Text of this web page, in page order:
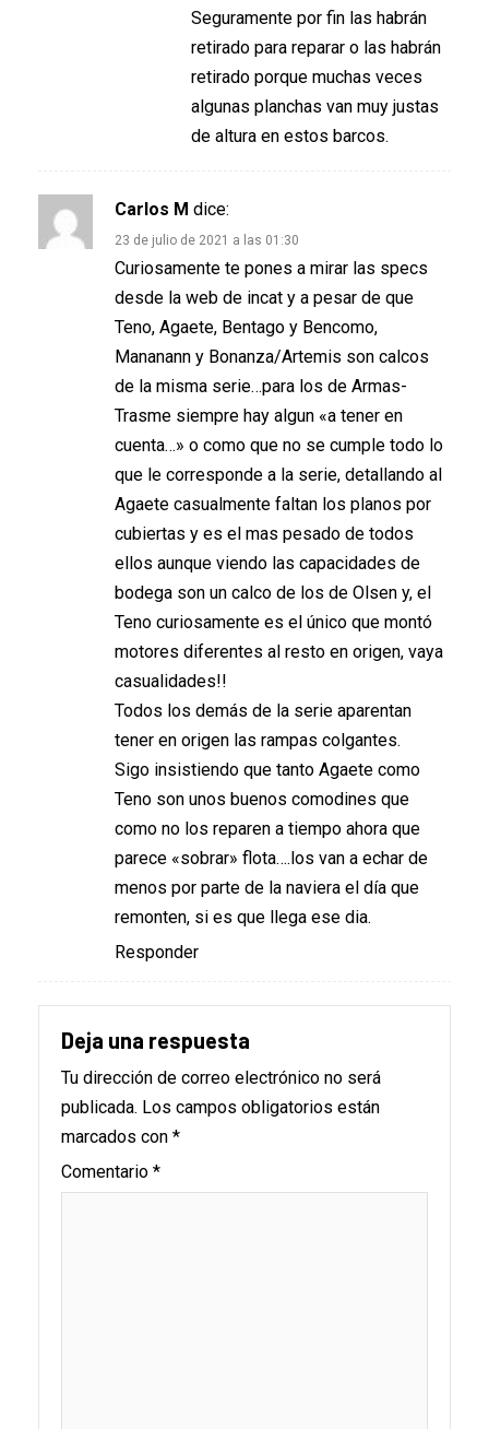
Seguramente por fin las habrán
retirado para reparar o las habrán
retirado porque muchas veces
algunas planchas van muy justas
de altura en estos barcos.
Carlos M dice:
23 de julio de 2021 a las 01:30
Curiosamente te pones a mirar las specs
desde la web de incat y a pesar de que
Teno, Agaete, Bentago y Bencomo,
Mananann y Bonanza/Artemis son calcos
de la misma serie…para los de Armas-
Trasme siempre hay algun «a tener en
cuenta…» o como que no se cumple todo lo
que le corresponde a la serie, detallando al
Agaete casualmente faltan los planos por
cubiertas y es el mas pesado de todos
ellos aunque viendo las capacidades de
bodega son un calco de los de Olsen y, el
Teno curiosamente es el único que montó
motores diferentes al resto en origen, vaya
casualidades!!
Todos los demás de la serie aparentan
tener en origen las rampas colgantes.
Sigo insistiendo que tanto Agaete como
Teno son unos buenos comodines que
como no los reparen a tiempo ahora que
parece «sobrar» flota….los van a echar de
menos por parte de la naviera el día que
remonten, si es que llega ese dia.
Responder
Deja una respuesta
Tu dirección de correo electrónico no será
publicada. Los campos obligatorios están
marcados con *
Comentario *